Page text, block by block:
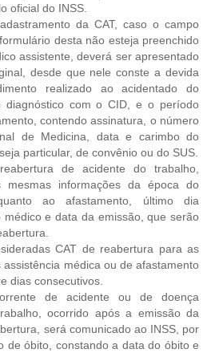
oficial do INSS.
da CAT, caso o campo
desta não esteja preenchido
assistente, deverá ser apresentado
desde que nele conste a devida
realizado ao acidentado do
diagnóstico com o CID, e o período
contendo assinatura, o número
de Medicina, data e carimbo do
particular, de convênio ou do SUS.
de acidente do trabalho,
mesmas informações da época do
ao afastamento, último dia
médico e data da emissão, que serão
CAT de reabertura para as
assistência médica ou de afastamento
dias consecutivos.
de acidente ou de doença
ocorrido após a emissão da
será comunicado ao INSS, por
de óbito, constando a data do óbito e